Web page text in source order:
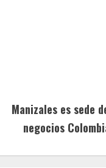
Manizales es sede
negocios